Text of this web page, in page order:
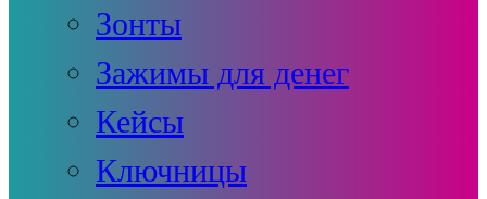
Зонты
Зажимы для денег
Кейсы
Ключницы